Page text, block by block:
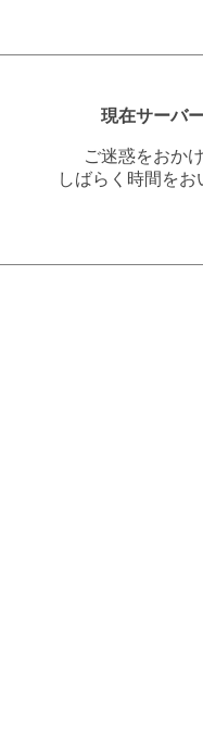
現在サーバ
ご迷惑をおか
しばらく時間を